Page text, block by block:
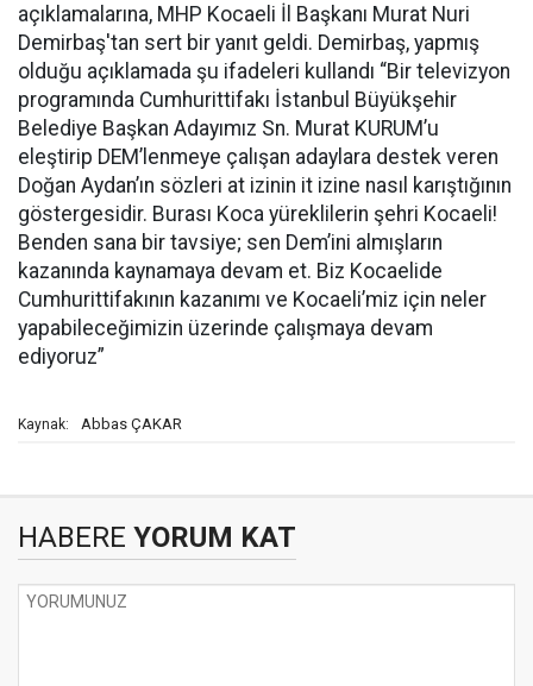
açıklamalarına, MHP Kocaeli İl Başkanı Murat Nuri
Demirbaş'tan sert bir yanıt geldi. Demirbaş, yapmış
olduğu açıklamada şu ifadeleri kullandı “Bir televizyon
programında Cumhurittifakı İstanbul Büyükşehir
Belediye Başkan Adayımız Sn. Murat KURUM’u
eleştirip DEM’lenmeye çalışan adaylara destek veren
Doğan Aydan’ın sözleri at izinin it izine nasıl karıştığının
göstergesidir. Burası Koca yüreklilerin şehri Kocaeli!
Benden sana bir tavsiye; sen Dem’ini almışların
kazanında kaynamaya devam et. Biz Kocaelide
Cumhurittifakının kazanımı ve Kocaeli’miz için neler
yapabileceğimizin üzerinde çalışmaya devam
ediyoruz”
Kaynak: Abbas ÇAKAR
HABERE YORUM KAT